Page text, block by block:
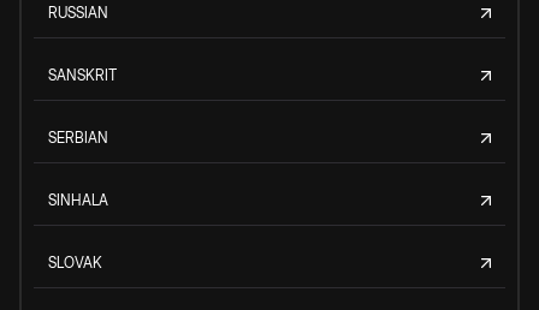
RUSSIAN
SANSKRIT
SERBIAN
SINHALA
SLOVAK